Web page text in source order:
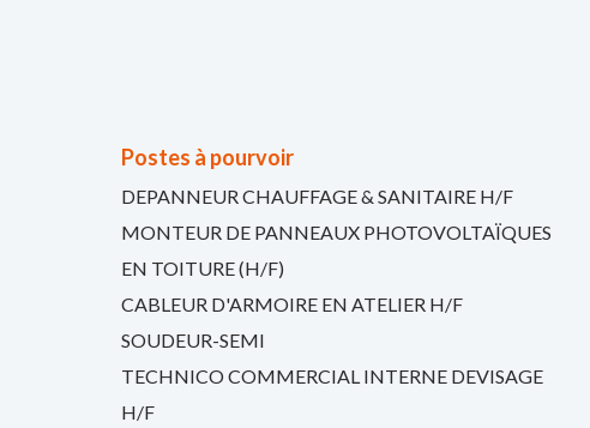
Postes à pourvoir
DEPANNEUR CHAUFFAGE & SANITAIRE H/F
MONTEUR DE PANNEAUX PHOTOVOLTAÏQUES
EN TOITURE (H/F)
CABLEUR D'ARMOIRE EN ATELIER H/F
SOUDEUR-SEMI
TECHNICO COMMERCIAL INTERNE DEVISAGE
H/F